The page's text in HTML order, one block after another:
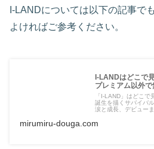
I-LANDについては以下の記事で
よければご参考ください。
I-LANDはどこで
プレミアム以外
「I-LAND」はどこ
誕生を描くサバイバ
涙と成長、デビュー
も必見です。
mirumiru-douga.com